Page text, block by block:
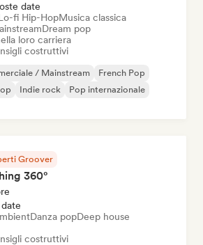
date
fi Hip-HopMusica classica
Dream pop
loro carriera
costruttivi
/ Mainstream
French Pop
Indie rock
Pop internazionale
Groover
360°
Danza popDeep house
costruttivi